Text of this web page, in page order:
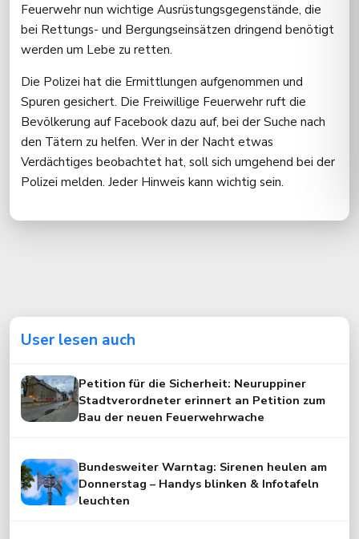
Feuerwehr nun wichtige Ausrüstungsgegenstände, die
bei Rettungs- und Bergungseinsätzen dringend benötigt
werden um Lebe zu retten.
Die Polizei hat die Ermittlungen aufgenommen und
Spuren gesichert. Die Freiwillige Feuerwehr ruft die
Bevölkerung auf Facebook dazu auf, bei der Suche nach
den Tätern zu helfen. Wer in der Nacht etwas
Verdächtiges beobachtet hat, soll sich umgehend bei der
Polizei melden. Jeder Hinweis kann wichtig sein.
User lesen auch
Petition für die Sicherheit: Neuruppiner
Stadtverordneter erinnert an Petition zum
Bau der neuen Feuerwehrwache
Bundesweiter Warntag: Sirenen heulen am
Donnerstag – Handys blinken & Infotafeln
leuchten